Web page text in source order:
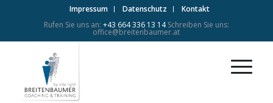
Impressum Datenschutz
Kontakt
Rufen Sie uns an: +43 664 336 13 14Schreiben Sie uns:
office@breitenbaumer.at